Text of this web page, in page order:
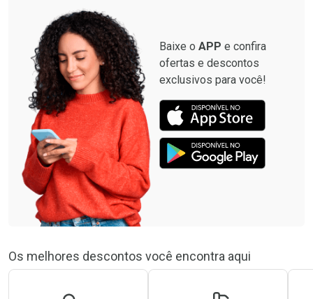
Baixe o APP e confira
ofertas e descontos
exclusivos para você!
Os melhores descontos você encontra aqui